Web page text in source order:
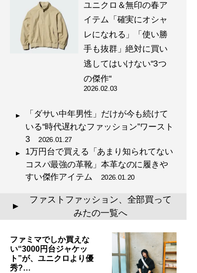
ユニクロ＆無印の春ア
イテム「確実にオシャ
レになれる」「使い勝
手も抜群」絶対に買い
逃してはいけない“3つ
の傑作“
2026.02.03
「ダサい中年男性」だけが今も続けて
いる“時代遅れなファッション”ワースト
3 2026.01.27
1万円台で買える「あまり知られてない
コスパ最強の革靴」本革なのに履きや
すい傑作アイテム 2026.01.20
▲
ファストファッション、全部買って
みたの一覧へ
ファミマでしか買えな
い“3000円台ジャケッ
ト”が、ユニクロより優
秀?…